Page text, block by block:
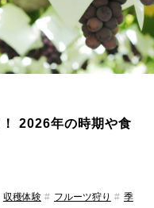
2026年の時期や食
収穫体験 フルーツ狩り
季